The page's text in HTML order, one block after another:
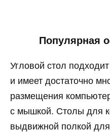
Популярная
Угловой стол
и имеет достаточно
размещения
с мышкой. Столы для
выдвижной полкой